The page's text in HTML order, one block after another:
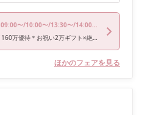
09:00〜/10:00〜/13:30〜/14:00〜/18:00〜
残1＼8月8日限定BIG／160万優待＊お祝い2万ギフト×絶品和牛試食♪
ほかのフェアを見る